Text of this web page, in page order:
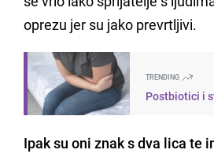
oprezu jer su jako prevrtljivi.
TRENDING
Postbiotici i
Ipak su oni znak s dva lica te